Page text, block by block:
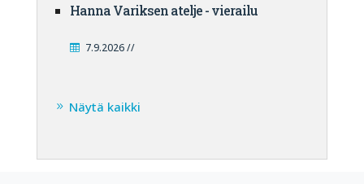
Hanna Variksen atelje - vierailu
7.9.2026 //
Näytä kaikki